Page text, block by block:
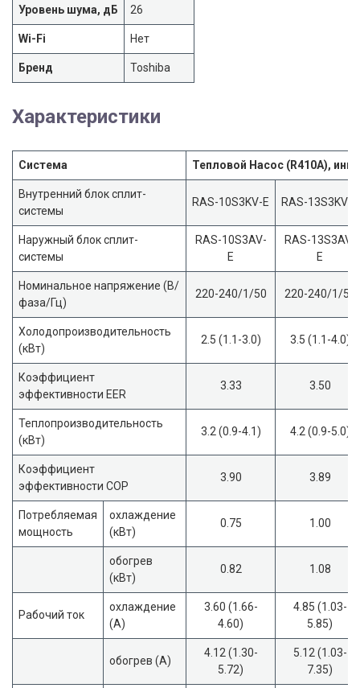
Уровень шума, дБ 26
Wi-Fi Нет
Бренд Toshiba
Характеристики
Система Тепловой Насос (R410A),
Внутренний блок сплит-
системы
RAS-10S3KV-Е RAS-13S3KV-Е
Наружный блок сплит-
системы
RAS-10S3AV-
E
RAS-13S3AV-
E
Номинальное напряжение (В/
фаза/Гц)
220-240/1/50 220-240/1/50
Холодопроизводительность
(кВт)
2.5 (1.1-3.0) 3.5 (1.1-4.0)
Коэффициент
эффективности EER
3.33 3.50
Теплопроизводительность
(кВт)
3.2 (0.9-4.1) 4.2 (0.9-5.0)
Коэффициент
эффективности COP
3.90 3.89
Потребляемая
мощность
охлаждение
(кВт)
0.75 1.00
обогрев
(кВт)
0.82 1.08
Рабочий ток
охлаждение
(А)
3.60 (1.66-
4.60)
4.85 (1.03-
5.85)
обогрев (А)
4.12 (1.30-
5.72)
5.12 (1.03-
7.35)